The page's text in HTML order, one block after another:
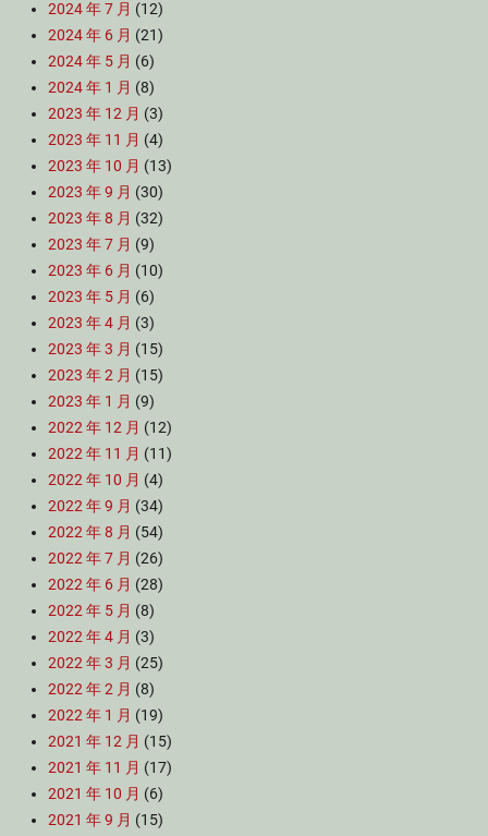
2024 年 7 月 (12)
2024 年 6 月 (21)
2024 年 5 月 (6)
2024 年 1 月 (8)
2023 年 12 月 (3)
2023 年 11 月 (4)
2023 年 10 月 (13)
2023 年 9 月 (30)
2023 年 8 月 (32)
2023 年 7 月 (9)
2023 年 6 月 (10)
2023 年 5 月 (6)
2023 年 4 月 (3)
2023 年 3 月 (15)
2023 年 2 月 (15)
2023 年 1 月 (9)
2022 年 12 月 (12)
2022 年 11 月 (11)
2022 年 10 月 (4)
2022 年 9 月 (34)
2022 年 8 月 (54)
2022 年 7 月 (26)
2022 年 6 月 (28)
2022 年 5 月 (8)
2022 年 4 月 (3)
2022 年 3 月 (25)
2022 年 2 月 (8)
2022 年 1 月 (19)
2021 年 12 月 (15)
2021 年 11 月 (17)
2021 年 10 月 (6)
2021 年 9 月 (15)